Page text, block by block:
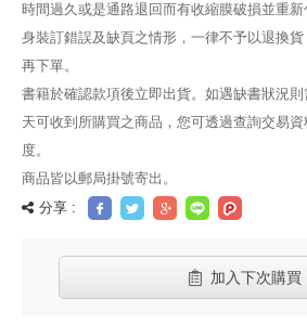
時間過久或是通路退回而有收縮膜破損並重
身裝訂錯誤及缺頁之情形，一律不予以退換
再下單。
書籍於確認款項後立即出貨。如遇缺書狀況
天可收到所購買之商品，您可透過查詢交易
度。
商品皆以郵局掛號寄出。
分享 :
加入下次購買